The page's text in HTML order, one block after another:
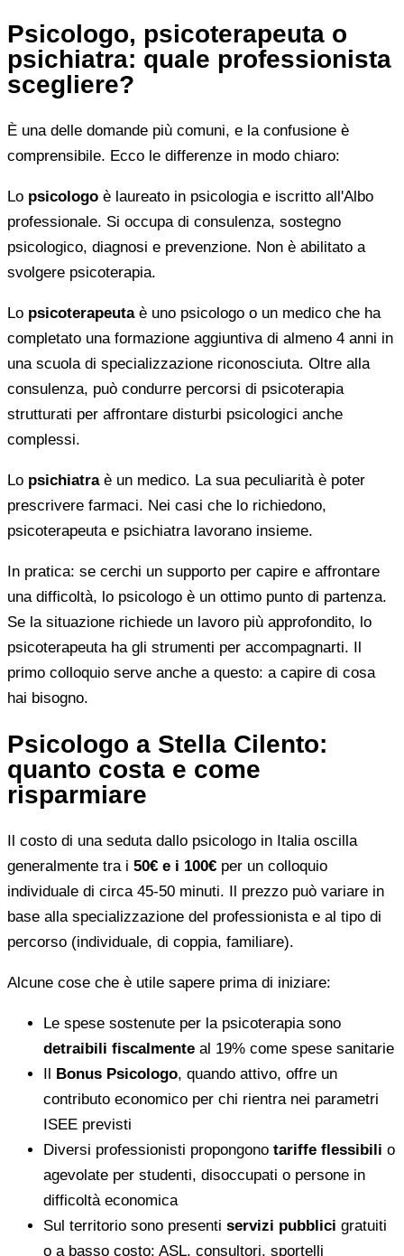
Psicologo, psicoterapeuta o
psichiatra: quale professionista
scegliere?
È una delle domande più comuni, e la confusione è
comprensibile. Ecco le differenze in modo chiaro:
Lo psicologo è laureato in psicologia e iscritto all'Albo
professionale. Si occupa di consulenza, sostegno
psicologico, diagnosi e prevenzione. Non è abilitato a
svolgere psicoterapia.
Lo psicoterapeutaè uno psicologo o un medico che ha
completato una formazione aggiuntiva di almeno 4 anni in
una scuola di specializzazione riconosciuta. Oltre alla
consulenza, può condurre percorsi di psicoterapia
strutturati per affrontare disturbi psicologici anche
complessi.
Lo psichiatraè un medico. La sua peculiarità è poter
prescrivere farmaci. Nei casi che lo richiedono,
psicoterapeuta e psichiatra lavorano insieme.
In pratica: se cerchi un supporto per capire e affrontare
una difficoltà, lo psicologo è un ottimo punto di partenza.
Se la situazione richiede un lavoro più approfondito, lo
psicoterapeuta ha gli strumenti per accompagnarti. Il
primo colloquio serve anche a questo: a capire di cosa
hai bisogno.
Psicologo a Stella Cilento:
quanto costa e come
risparmiare
Il costo di una seduta dallo psicologo in Italia oscilla
generalmente tra i 50€ e i 100€ per un colloquio
individuale di circa 45-50 minuti. Il prezzo può variare in
base alla specializzazione del professionista e al tipo di
percorso (individuale, di coppia, familiare).
Alcune cose che è utile sapere prima di iniziare:
Le spese sostenute per la psicoterapia sono
detraibili fiscalmente al 19% come spese sanitarie
Il Bonus Psicologo, quando attivo, offre un
contributo economico per chi rientra nei parametri
ISEE previsti
Diversi professionisti propongono tariffe flessibili o
agevolate per studenti, disoccupati o persone in
difficoltà economica
Sul territorio sono presenti servizi pubblici gratuiti
o a basso costo: ASL, consultori, sportelli